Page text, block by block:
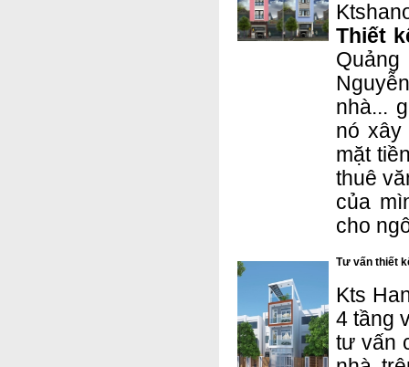
Thiết
nhà...
nó
mặt
thuê
của
cho
Tư vấn thiết
Kts
4 tầng
tư vấn